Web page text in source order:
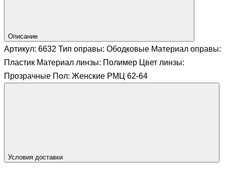
Описание
Артикул: 6632 Тип оправы: Ободковые Материал оправы:
Пластик Материал линзы: Полимер Цвет линзы:
Прозрачные Пол: Женские РМЦ 62-64
Условия доставки